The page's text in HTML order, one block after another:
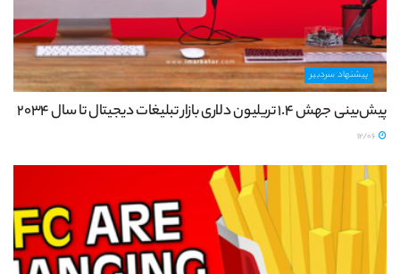
پیشنهاد سردبیر
پیش‌بینی جهش ۱.۴ تریلیون دلاری بازار تبلیغات دیجیتال تا سال 2034